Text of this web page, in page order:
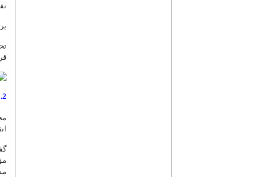
2. حدیث ولایت ـ نسخه 3